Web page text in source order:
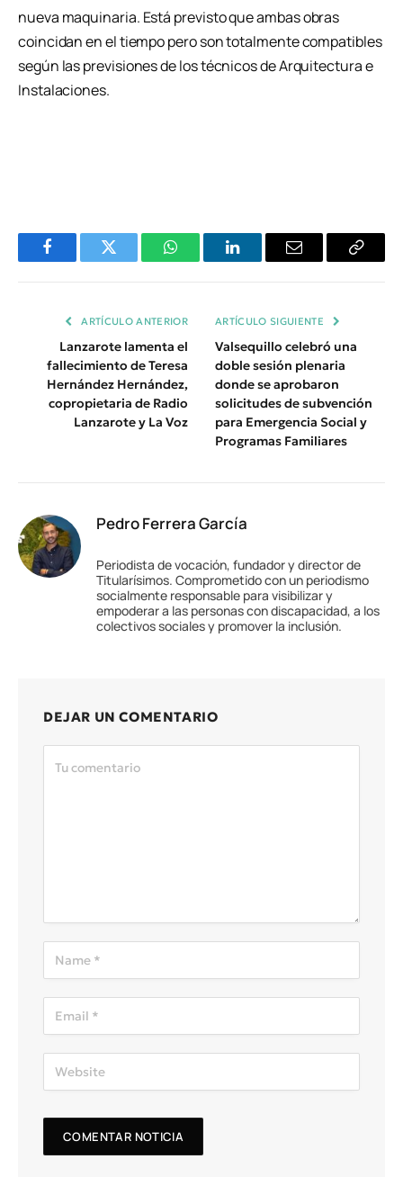
nueva maquinaria. Está previsto que ambas obras
coincidan en el tiempo pero son totalmente compatibles
según las previsiones de los técnicos de Arquitectura e
Instalaciones.
FacebookTwitter WhatsAppLinkedInEmail
Copiar
ARTÍCULO ANTERIOR
Lanzarote lamenta el
fallecimiento de Teresa
Hernández Hernández,
copropietaria de Radio
Lanzarote y La Voz
ARTÍCULO SIGUIENTE
Valsequillo celebró una
doble sesión plenaria
donde se aprobaron
solicitudes de subvención
para Emergencia Social y
Programas Familiares
Pedro Ferrera García
Periodista de vocación, fundador y director de
Titularísimos. Comprometido con un periodismo
socialmente responsable para visibilizar y
empoderar a las personas con discapacidad, a los
colectivos sociales y promover la inclusión.
DEJAR UN COMENTARIO